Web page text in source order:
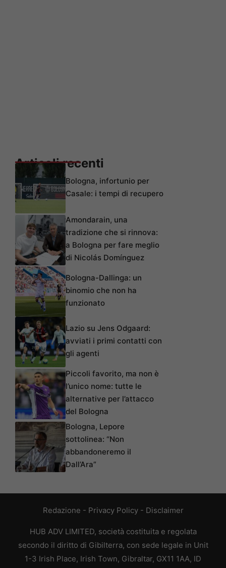
Articoli recenti
Bologna, infortunio per
Casale: i tempi di recupero
Amondarain, una
tradizione che si rinnova:
a Bologna per fare meglio
di Nicolás Domínguez
Bologna-Dallinga: un
binomio che non ha
funzionato
Lazio su Jens Odgaard:
avviati i primi contatti con
gli agenti
Piccoli favorito, ma non è
l’unico nome: tutte le
alternative per l’attacco
del Bologna
Bologna, Lepore
sottolinea: “Non
abbandoneremo il
Dall’Ara”
Redazione - Privacy Policy- Disclaimer
HUB ADV LIMITED, società costituita e regolata
secondo il diritto di Gibilterra, con sede legale in Unit
1-3 Irish Place, Irish Town, Gibraltar, GX11 1AA, ID